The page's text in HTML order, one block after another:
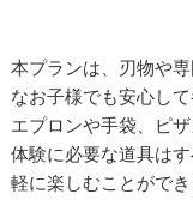
本プランは、刃物や
なお子様でも安心し
エプロンや手袋、ピ
体験に必要な道具は
軽に楽しむことができ